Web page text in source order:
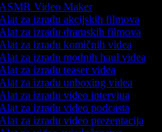
Video Maker
za izradu akcijskih filmova
za izradu dramskih filmova
za izradu komičnih videa
za izradu modnih haul videa
za izradu teaser videa
za izradu unboxing videa
za izradu video intervjua
za izradu video podcasta
za izradu video prezentacija